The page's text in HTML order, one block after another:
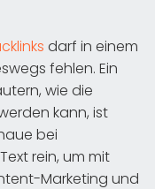
darf in einem
fehlen. Ein
wie die
kann, ist
bei
rein, um mit
Marketing und